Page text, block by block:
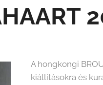
A hongkongi
kiállításokra és